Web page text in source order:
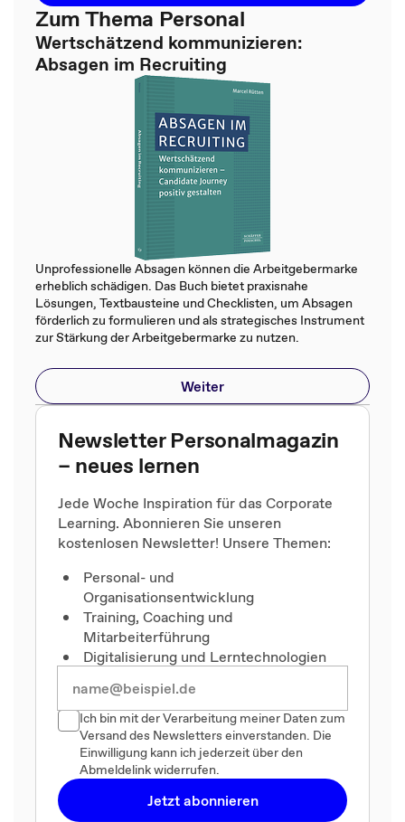
Zum Thema Personal
Wertschätzend kommunizieren:
Absagen im Recruiting
Unprofessionelle Absagen können die Arbeitgebermarke
erheblich schädigen. Das Buch bietet praxisnahe
Lösungen, Textbausteine und Checklisten, um Absagen
förderlich zu formulieren und als strategisches Instrument
zur Stärkung der Arbeitgebermarke zu nutzen.
Weiter
Newsletter Personalmagazin
– neues lernen
Jede Woche Inspiration für das Corporate
Learning. Abonnieren Sie unseren
kostenlosen Newsletter! Unsere Themen:
Personal- und
Organisationsentwicklung
Training, Coaching und
Mitarbeiterführung
Digitalisierung und Lerntechnologien
Ich bin mit der Verarbeitung meiner Daten zum
Versand des Newsletters einverstanden. Die
Einwilligung kann ich jederzeit über den
Abmeldelink widerrufen.
Jetzt abonnieren